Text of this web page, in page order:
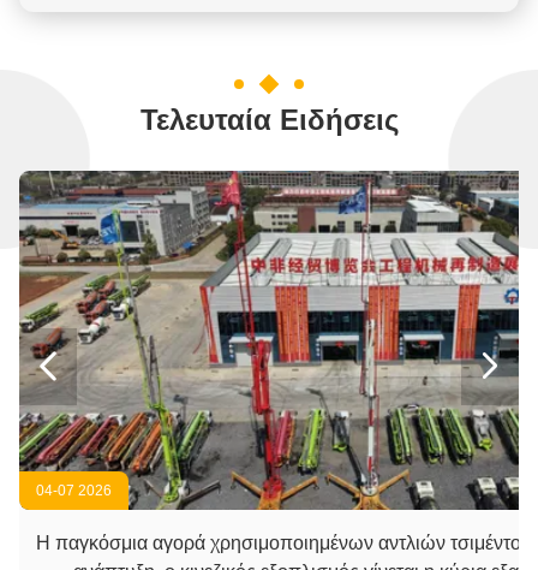
Τελευταία Ειδήσεις
04-07 2026
Η παγκόσμια αγορά χρησιμοποιημένων αντλιών τσιμέντου
 